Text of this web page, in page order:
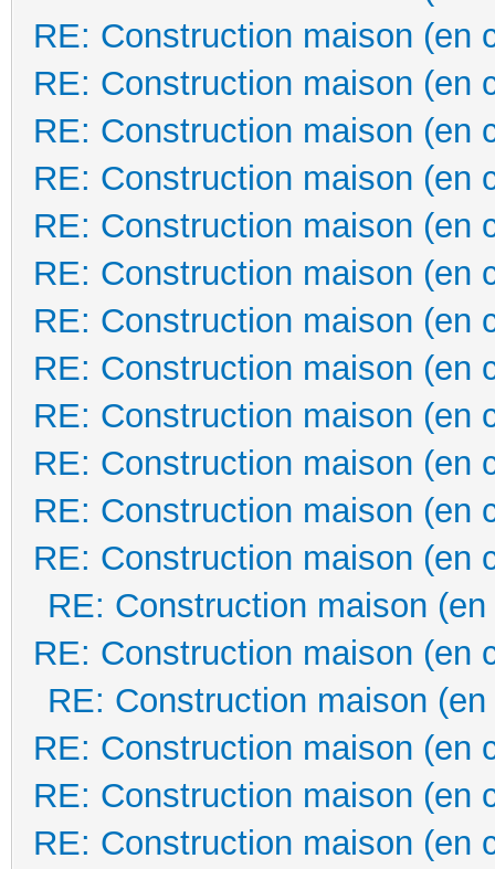
RE: Construction maison (en
RE: Construction maison (en
RE: Construction maison (en
RE: Construction maison (en
RE: Construction maison (en
RE: Construction maison (en
RE: Construction maison (en
RE: Construction maison (en
RE: Construction maison (en
RE: Construction maison (en
RE: Construction maison (en
RE: Construction maison (en
RE: Construction maison
RE: Construction maison (en
RE: Construction maison
RE: Construction maison (en
RE: Construction maison (en
RE: Construction maison (en